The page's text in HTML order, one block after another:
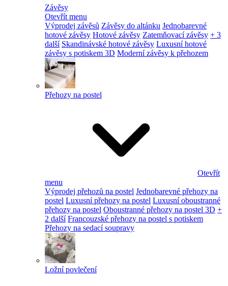
Závěsy
Otevřít menu
Výprodej závěsů Závěsy do altánku Jednobarevné
hotové závěsy Hotové závěsy Zatemňovací závěsy + 3
další Skandinávské hotové závěsy Luxusní hotové
závěsy s potiskem 3D Moderní závěsy k přehozem
Přehozy na postel
Otevřít
menu
Výprodej přehozů na postel Jednobarevné přehozy na
postel Luxusní přehozy na postel Luxusní oboustranné
přehozy na postel Oboustranné přehozy na postel 3D +
2 další Francouzské přehozy na postel s potiskem
Přehozy na sedací soupravy
Ložní povlečení